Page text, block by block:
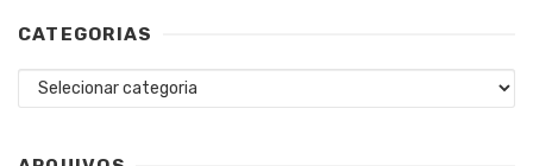
CATEGORIAS
Categorias